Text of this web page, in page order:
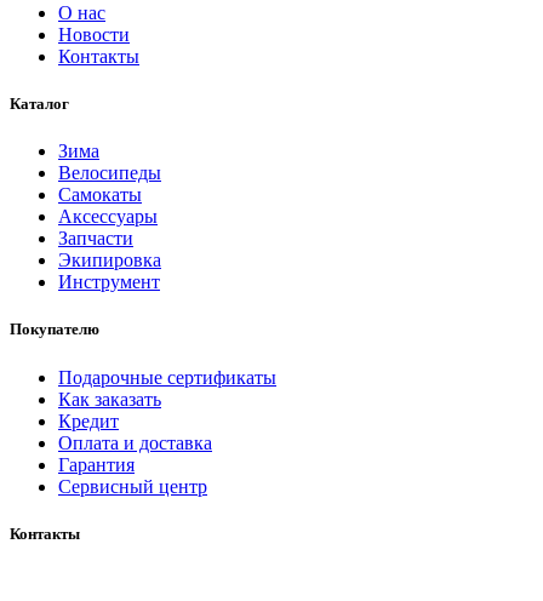
О нас
Новости
Контакты
Каталог
Зима
Велосипеды
Самокаты
Аксессуары
Запчасти
Экипировка
Инструмент
Покупателю
Подарочные сертификаты
Как заказать
Кредит
Оплата и доставка
Гарантия
Сервисный центр
Контакты